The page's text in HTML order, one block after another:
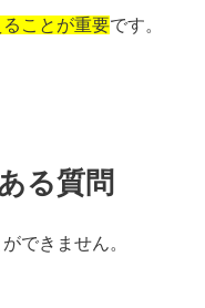
ことが重要です。
る質問
できません。